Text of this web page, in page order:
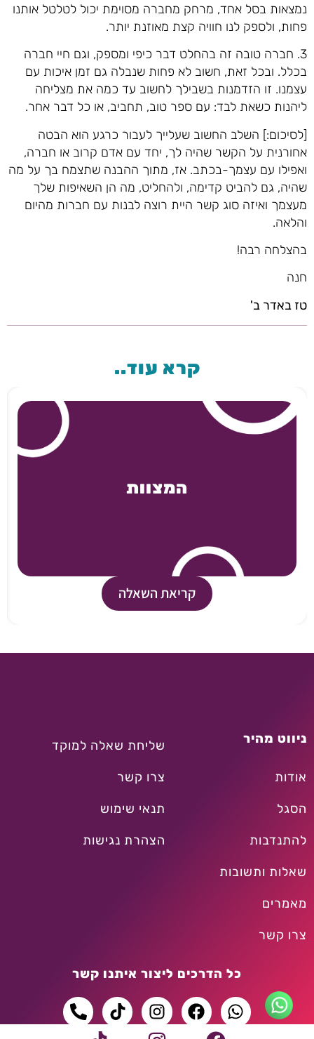
נמצאות בסל אחד, מרחק מחברה מסוימת יכול לטלטל אותנו
פחות, ולספק לנו חוויה קצת מאוזנת יותר.
3. חברה טובה זה בהחלט דבר כיפי ומספק, וגם חיי חברה
בכלל. ובכל זאת, חשוב לא פחות שנבלה גם זמן איכות עם
עצמנו. זו הזדמנות בשבילך לחשוב עד כמה את מצליחה
ליהנות כשאת לבד: עם ספר טוב, תחביב, או כל דבר אחר.
[לסיכום:] השלב החשוב שעלייך לעבור כרגע הוא הבטה
אחורנית על הקשר שהיה לך, יחד עם אדם קרוב או חברה,
ואפילו עם עצמך-בכתב. אז, מתוך ההבנה שתצמח בך על מה
שהיה, גם להביט קדימה, ולהחליט, מה הן השאיפות שלך
מעצמך ואיזה סוג קשר היית רוצה לבנות עם חברות מהיום
והלאה.
בהצלחה רבה!
חנה
טז באדר ב'
קרא עוד..
המצוות
קריאת השאלה
ניווט מהיר
אודות
הסגל
להתנדבות
שאלות ותשובות
מאמרים
צרו קשר
שליחת שאלה למוקד
צרו קשר
תנאי שימוש
הצהרת נגישות
כל הדרכים ליצור איתנו קשר